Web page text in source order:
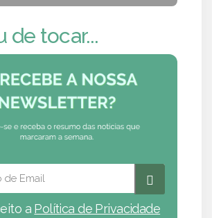
de tocar...
a Política de Privacidade